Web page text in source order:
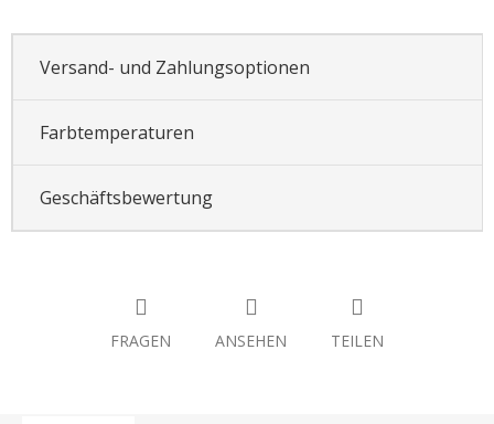
Versand- und Zahlungsoptionen
Farbtemperaturen
Geschäftsbewertung
FRAGEN ANSEHEN TEILEN